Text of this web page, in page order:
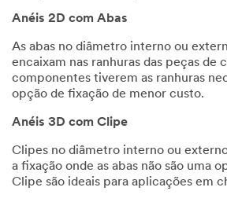
Anéis 2D com Abas
As abas no diâmetro interno ou
encaixam nas ranhuras das peças de
componentes tiverem as ranhuras
opção de fixação de menor custo.
Anéis 3D com Clipe
Clipes no diâmetro interno ou
a fixação onde as abas não são uma
Clipe são ideais para aplicações em